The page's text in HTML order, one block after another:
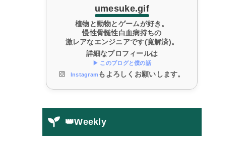
umesuke.gif
植物と動物とゲームが好き。
慢性骨髄性白血病持ちの
激レアなエンジニアです(寛解済)。
詳細なプロフィールは
▶ このブログと僕の話
Instagram もよろしくお願いします。
👑Weekly